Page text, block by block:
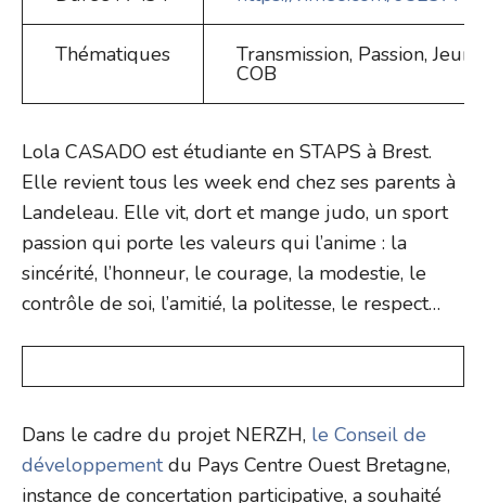
Thématiques Transmission, Passion,
COB
Lola CASADO est étudiante en STAPS à Brest.
Elle revient tous les week end chez ses parents à
Landeleau. Elle vit, dort et mange judo, un sport
passion qui porte les valeurs qui l’anime : la
sincérité, l’honneur, le courage, la modestie, le
contrôle de soi, l’amitié, la politesse, le respect…
Dans le cadre du projet NERZH, le Conseil de
développementdu Pays Centre Ouest Bretagne,
instance de concertation participative, a souhaité